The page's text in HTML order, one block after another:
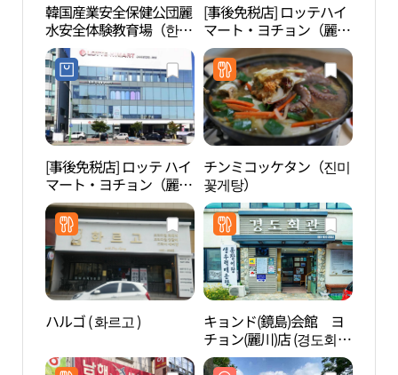
韓国産業安全保健公団麗
水安全体験教育場（한국
산업안전보건공단 여수
안전체험교육장）
[事後免税店] ロッテハイ
マート・ヨチョン（麗
川）ロッテマート店(롯
데하이마트 여천롯데마
트점)
[事後免税店] ロッテ ハイ
マート・ヨチョン（麗
川）店(롯데하이마트 여
천점)
チンミコッケタン（진미
꽃게탕）
ハルゴ ( 화르고 )
キョンド(鏡島)会館 ヨ
チョン(麗川)店 (경도회관
여천점)